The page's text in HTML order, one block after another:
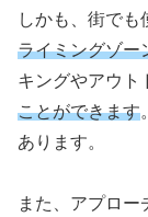
しかも、街でも
ライミングゾー
キングやアウト
ことができます
あります。
また、アプロー